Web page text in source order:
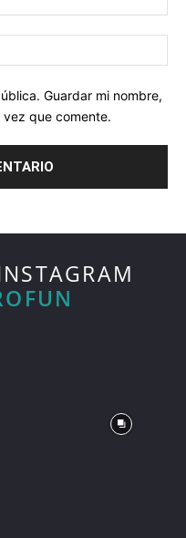
Guardar mi nombre,
que comente.